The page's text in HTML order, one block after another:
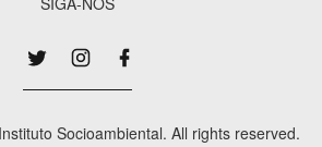
Socioambiental. All rights reserved.